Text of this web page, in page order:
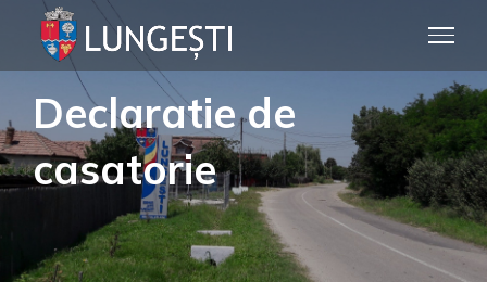
Declaratie de
casatorie